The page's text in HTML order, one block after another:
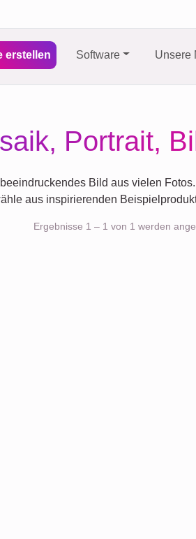
erstellen Software Unsere
Portrait,
Bild aus vielen
aus inspirierenden
Ergebnisse 1 – 1 von 1 werden